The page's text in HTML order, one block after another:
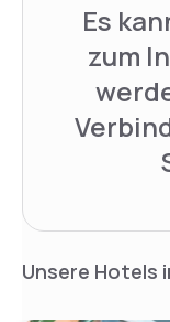
Es
zum
Unsere Hotels